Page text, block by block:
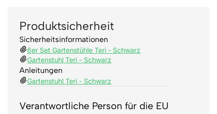
Produktsicherheit
Sicherheitsinformationen
6er Set Gartenstühle Teri - Schwarz
Gartenstuhl Teri - Schwarz
Anleitungen
Gartenstuhl Teri - Schwarz
Verantwortliche Person für die EU